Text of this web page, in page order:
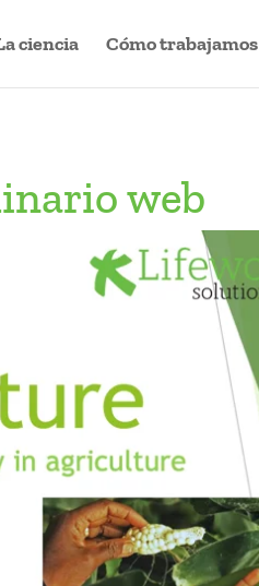
ciencia Cómo trabajamos
web